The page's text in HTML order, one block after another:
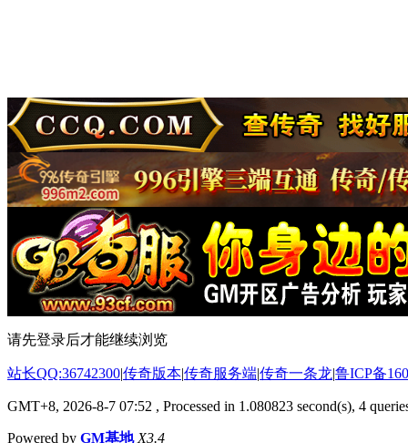
请先登录后才能继续浏览
站长QQ:36742300|传奇版本|传奇服务端|传奇一条龙|鲁ICP备
GMT+8, 2026-8-7 07:52 , Processed in 1.080823 second(s), 4
Powered by GM基地 X3.4